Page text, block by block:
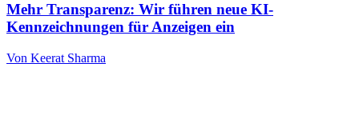
Mehr Transparenz: Wir führen neue KI-
Kennzeichnungen für Anzeigen ein
Von Keerat Sharma